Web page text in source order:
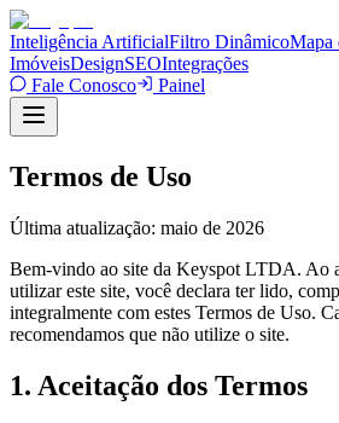
Inteligência ArtificialFiltro DinâmicoMapa
ImóveisDesignSEOIntegrações
Fale Conosco
Painel
Termos de Uso
Última atualização: maio de 2026
Bem-vindo ao site da Keyspot LTDA. Ao
utilizar este site, você declara ter lido,
integralmente com estes Termos de Uso.
recomendamos que não utilize o site.
1. Aceitação dos Termos